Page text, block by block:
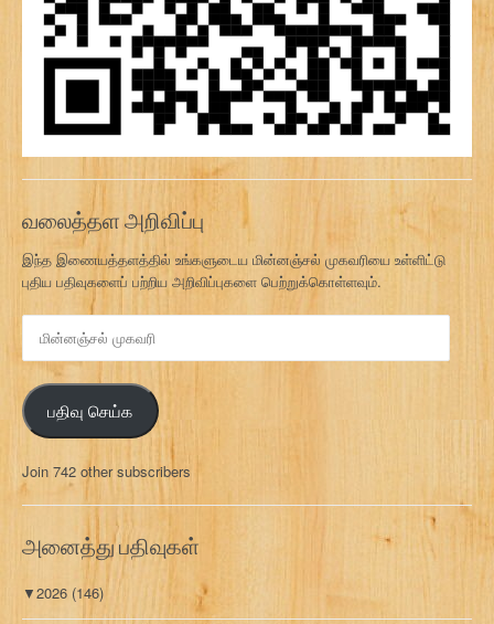
வலைத்தள அறிவிப்பு
இந்த இணையத்தளத்தில் உங்களுடைய மின்னஞ்சல் முகவரியை உள்ளிட்டு
புதிய பதிவுகளைப் பற்றிய அறிவிப்புகளை பெற்றுக்கொள்ளவும்.
ன
ஞ்
ச
ல்
க
வ
பதிவு செய்க
Join 742 other subscribers
அனைத்து பதிவுகள்
▼2026 (146)